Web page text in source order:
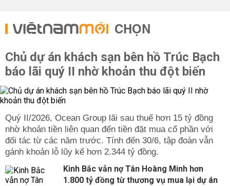
CHỌN
Chủ dự án khách sạn bên hồ Trúc Bạch
báo lãi quý II nhờ khoản thu đột biến
Quý II/2026, Ocean Group lãi sau thuế hơn 15 tỷ đồng
nhờ khoản tiền liên quan đến tiền đặt mua cổ phần với
đối tác từ các năm trước. Tính đến 30/6, tập đoàn vẫn
gánh khoản lỗ lũy kế hơn 2.344 tỷ đồng.
Kinh Bắc vẫn nợ Tân Hoàng Minh hơn
1.800 tỷ đồng từ thương vụ mua lại dự án